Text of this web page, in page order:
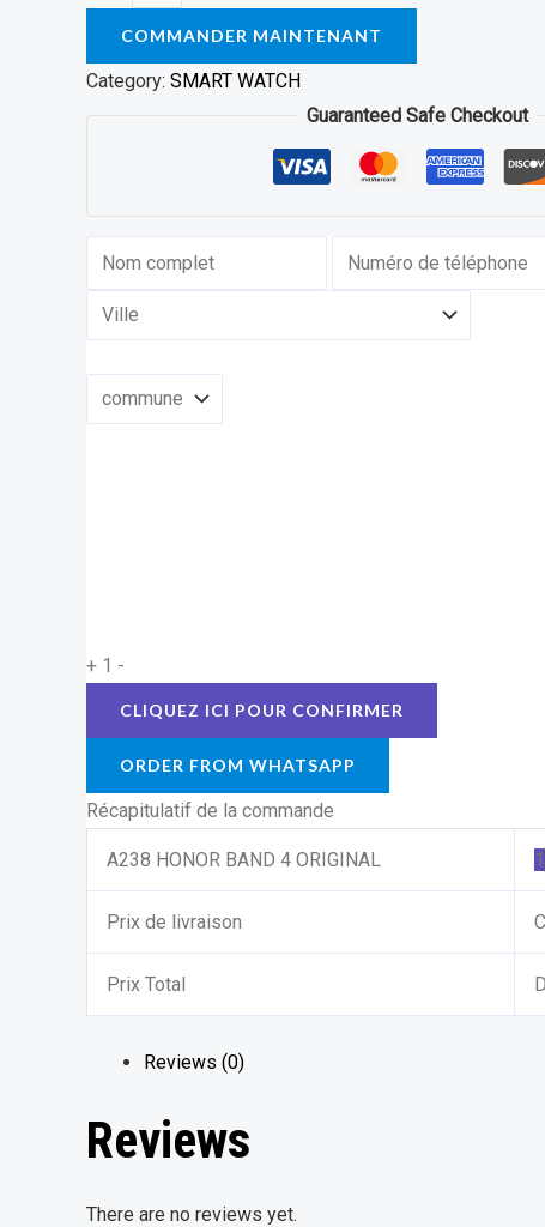
COMMANDER MAINTENANT
Category: SMART WATCH
Guaranteed Safe Checkout
+ 1 -
ORDER FROM WHATSAPP
Récapitulatif de la commande
A238 HONOR BAND 4 ORIGINAL 1
Prix de livraison
Prix Total
Reviews (0)
Reviews
There are no reviews yet.